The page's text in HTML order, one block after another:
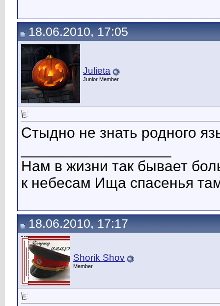
18.06.2010, 17:05
Julieta
Junior Member
Стыдно не знать родного
Нам в жизни так бывает
к небесам Ища спасенья
18.06.2010, 17:17
Shorik Shov
Member